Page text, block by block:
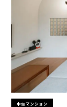
中古マンション